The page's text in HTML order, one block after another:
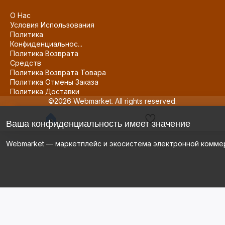
О Нас
Условия Использования
Политика
Конфиденциальнос...
Политика Возврата
Средств
Политика Возврата Товара
Политика Отмены Заказа
Политика Доставки
©2026 Webmarket. All rights reserved.
Ваша конфиденциальность имеет значение
Webmarket — маркетплейс и экосистема электронной